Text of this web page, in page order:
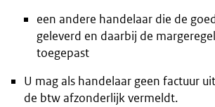
een andere handelaar die de
geleverd en daarbij de
toegepast
U mag als handelaar geen factuur
de btw afzonderlijk vermeldt.